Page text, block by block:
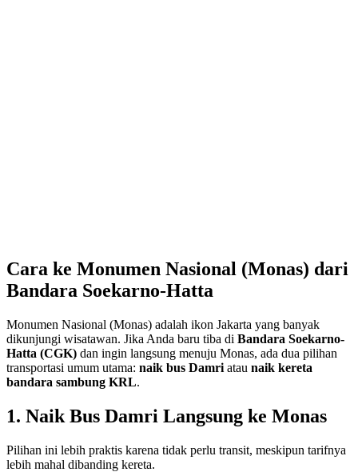
Cara ke Monumen Nasional (Monas) dari
Bandara Soekarno-Hatta
Monumen Nasional (Monas) adalah ikon Jakarta yang banyak
dikunjungi wisatawan. Jika Anda baru tiba di Bandara Soekarno-
Hatta (CGK) dan ingin langsung menuju Monas, ada dua pilihan
transportasi umum utama: naik bus Damri atau naik kereta
bandara sambung KRL.
1. Naik Bus Damri Langsung ke Monas
Pilihan ini lebih praktis karena tidak perlu transit, meskipun tarifnya
lebih mahal dibanding kereta.